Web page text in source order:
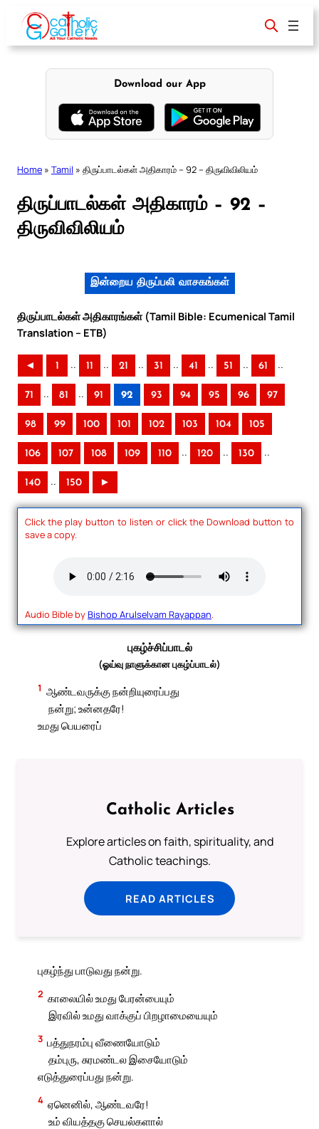
content
Download our App
Home » Tamil » திருப்பாடல்கள் அதிகாரம் – 92 – திருவிவிலியம்
திருப்பாடல்கள் அதிகாரம் – 92 –
திருவிவிலியம்
இன்றைய திருப்பலி வாசகங்கள்
திருப்பாடல்கள் அதிகாரங்கள் (Tamil Bible: Ecumenical Tamil
Translation – ETB)
◄ 1 .. 11 .. 21 .. 31 .. 41 .. 51 .. 61 ..
71 .. 81 .. 91 92 93 94 95 96 97
98 99 100 101 102 103 104 105
106 107 108 109 110 .. 120 .. 130 ..
140 .. 150 ►
Click the play button to listen or click the Download button to
save a copy.
Audio Bible byBishop Arulselvam Rayappan.
புகழ்ச்சிப்பாடல்
(ஓய்வு நாளுக்கான புகழ்ப்பாடல்)
1 ஆண்டவருக்கு நன்றியுரைப்பது
நன்று; உன்னதரே!
உமது பெயரைப்
Catholic Articles
Explore articles on faith, spirituality, and
Catholic teachings.
READ ARTICLES
புகழ்ந்து பாடுவது நன்று.
2 காலையில் உமது பேரன்பையும்
இரவில் உமது வாக்குப் பிறழாமையையும்
3 பத்துநரம்பு வீணையோடும்
தம்புரு, சுரமண்டல இசையோடும்
எடுத்துரைப்பது நன்று.
4 ஏனெனில், ஆண்டவரே!
உம் வியத்தகு செயல்களால்